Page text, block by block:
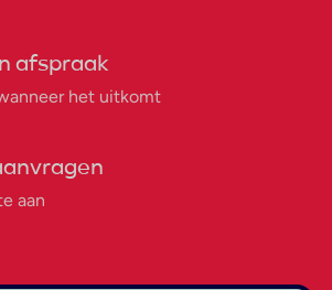
afspraak
het uitkomt
aan